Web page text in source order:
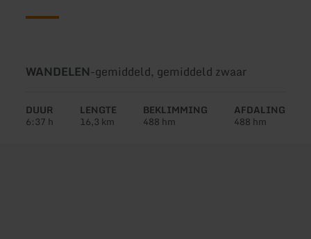
Soort
WANDELEN-Moeilijkheidsgraad:
gemiddeld, gemiddeld zwaar
DUUR
6:37 h
LENGTE
16,3 km
BEKLIMMING
488 hm
AFDALING
488 hm